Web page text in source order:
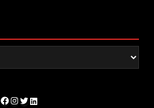
Facebook
Instagram
Twitter
LinkedIn